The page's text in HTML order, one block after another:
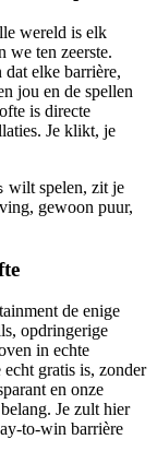
wereld is elk
we ten zeerste.
elke barrière,
jou en de spellen
is directe
Je klikt, je
wilt spelen, zit je
gewoon puur,
de enige
opdringerige
in echte
gratis is, zonder
en onze
Je zult hier
to-win barrière